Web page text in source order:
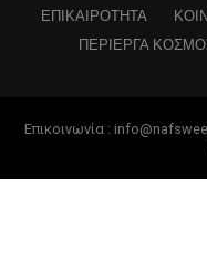
ΕΠΙΚΑΙΡΟΤΗΤΑ
ΠΕΡΙΕΡΓΑ
Επικοινωνία :